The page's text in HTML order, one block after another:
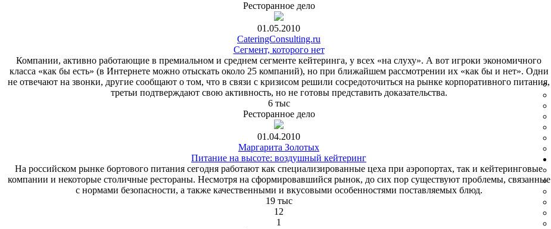
Ресторанное дело
01.05.2010
CateringСonsulting.ru
Сегмент, которого нет
Компании, активно работающие в премиальном и среднем сегменте кейтеринга, у всех «на слуху». А вот игроки экономичного
класса «как бы есть» (в Интернете можно отыскать около 25 компаний), но при ближайшем рассмотрении их «как бы и нет». Одни
не отвечают на звонки, другие сообщают о том, что в связи с кризисом решили сосредоточиться на рынке корпоративного питания,
третьи подтверждают свою активность, но не готовы представить доказательства.
6 тыс
Ресторанное дело
01.04.2010
Маргарита Золотых
Питание на высоте: воздушный кейтеринг
На российском рынке бортового питания сегодня работают как специализированные цеха при аэропортах, так и кейтеринговые
компании и некоторые столичные рестораны. Несмотря на сформировавшийся рынок, до сих пор существуют проблемы, связанные
с нормами безопасности, а также качественными и вкусовыми особенностями поставляемых блюд.
19 тыс
12
1